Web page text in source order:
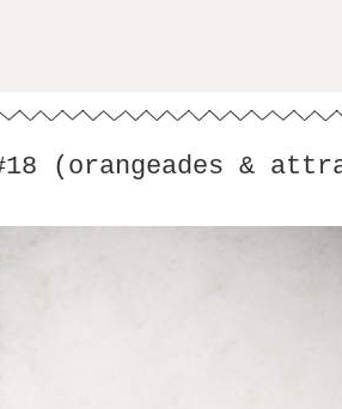
(orangeades &